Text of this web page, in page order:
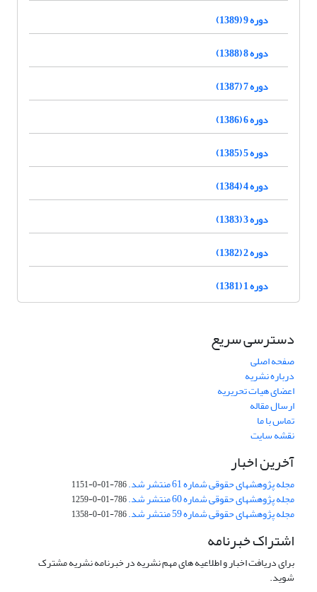
دوره 9 (1389)
دوره 8 (1388)
دوره 7 (1387)
دوره 6 (1386)
دوره 5 (1385)
دوره 4 (1384)
دوره 3 (1383)
دوره 2 (1382)
دوره 1 (1381)
دسترسی سریع
صفحه اصلی
درباره نشریه
اعضای هیات تحریریه
ارسال مقاله
تماس با ما
نقشه سایت
آخرین اخبار
مجله پژوهشهای حقوقی شماره 61 منتشر شد. 786-01-0-1151
مجله پژوهشهای حقوقی شماره 60 منتشر شد. 786-01-0-1259
مجله پژوهشهای حقوقی شماره 59 منتشر شد. 786-01-0-1358
اشتراک خبرنامه
برای دریافت اخبار و اطلاعیه های مهم نشریه در خبرنامه نشریه مشترک
شوید.